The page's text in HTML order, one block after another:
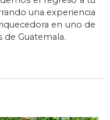
una experiencia
en uno de
de Guatemala.